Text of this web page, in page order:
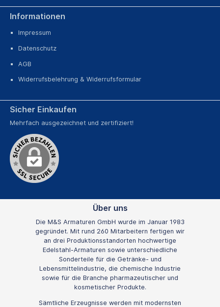
Informationen
Impressum
Datenschutz
AGB
Widerrufsbelehrung & Widerrufsformular
Sicher Einkaufen
Mehrfach ausgezeichnet und zertifiziert!
Über uns
Die M&S Armaturen GmbH wurde im Januar 1983
gegründet. Mit rund 260 Mitarbeitern fertigen wir
an drei Produktionsstandorten hochwertige
Edelstahl-Armaturen sowie unterschiedliche
Sonderteile für die Getränke- und
Lebensmittelindustrie, die chemische Industrie
sowie für die Branche pharmazeutischer und
kosmetischer Produkte.
Sämtliche Erzeugnisse werden mit modernsten